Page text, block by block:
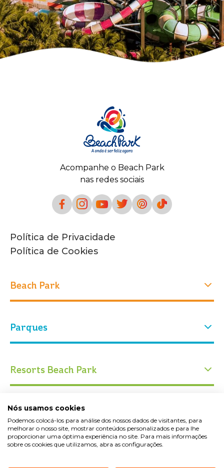
Acompanhe o Beach Park
nas redes sociais
Política de Privacidade
Política de Cookies
Beach Park
Quem Somos
Eventos
Trabalhe Conosco
Parques
Espaço Cabanas
Atendimentos especiais
Atrações
Resorts Beach Park
Oceani Beach Park Resort
Suites Beach Park Resort
Vila Azul do Mar
Nossas lojas
Nós usamos cookies
Podemos colocá-los para análise dos nossos dados de visitantes, para
melhorar o nosso site, mostrar conteúdos personalizados e para lhe
proporcionar uma óptima experiência no site. Para mais informações
sobre os cookies que utilizamos, abra as configurações.